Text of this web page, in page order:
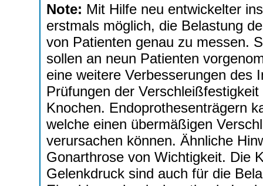
Note: Mit Hilfe neu entwickelter
erstmals möglich, die Belastung
von Patienten genau zu messen.
sollen an neun Patienten
eine weitere Verbesserungen des
Prüfungen der
Knochen. Endoprothesenträgern
welche einen übermäßigen
verursachen können. Ähnliche
Gonarthrose von Wichtigkeit. Die
Gelenkdruck sind auch für die